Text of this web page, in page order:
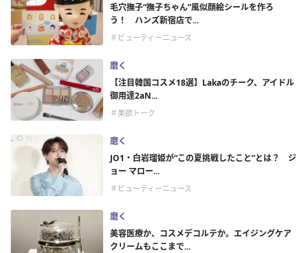
毛穴撫子“撫子ちゃん”風似顔絵シールを作ろ
う！ ハンズ新宿店で...
＃ビューティーニュース
磨く
【注目韓国コスメ18選】Lakaのチーク、アイドル
御用達2aN...
＃美欲トーク
磨く
JO1・白岩瑠姫が“この夏挑戦したこと”とは？ ジ
ョー マロー...
＃ビューティーニュース
磨く
美容医療か、コスメデコルテか。エイジングケア
クリームもここまで...